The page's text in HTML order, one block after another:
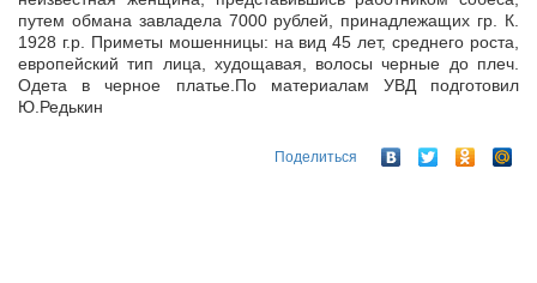
путем обмана завладела 7000 рублей, принадлежащих гр. К.
1928 г.р. Приметы мошенницы: на вид 45 лет, среднего роста,
европейский тип лица, худощавая, волосы черные до плеч.
Одета в черное платье.По материалам УВД подготовил
Ю.Редькин
Поделиться